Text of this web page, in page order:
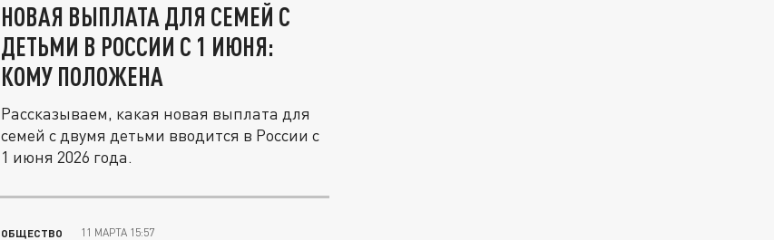
НОВАЯ ВЫПЛАТА ДЛЯ СЕМЕЙ С
ДЕТЬМИ В РОССИИ С 1 ИЮНЯ:
КОМУ ПОЛОЖЕНА
Рассказываем, какая новая выплата для
семей с двумя детьми вводится в России с
1 июня 2026 года.
ОБЩЕСТВО 11 МАРТА 15:57